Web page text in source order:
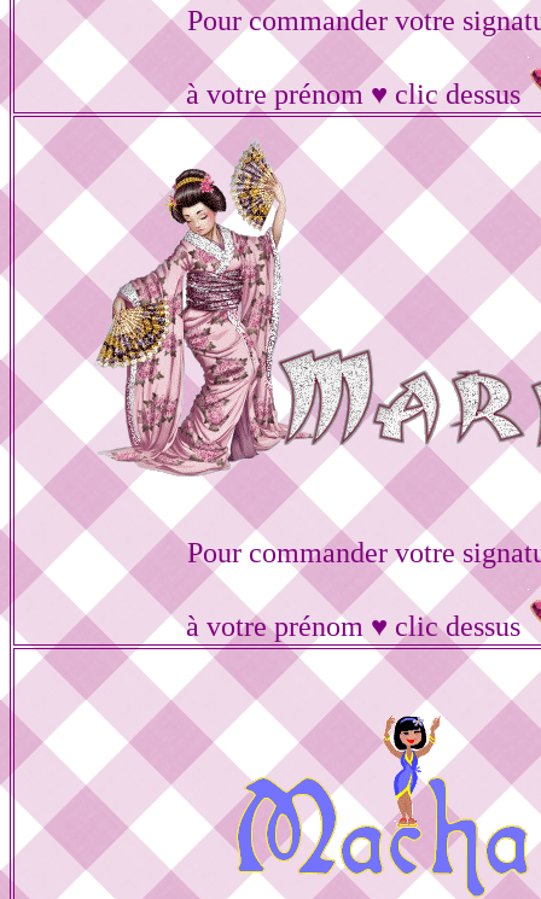
Pour commander votre
à votre prénom ♥ clic dessus
Pour commander votre
à votre prénom ♥ clic dessus